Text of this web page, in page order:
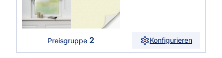
Preisgruppe 2 Konfigurieren